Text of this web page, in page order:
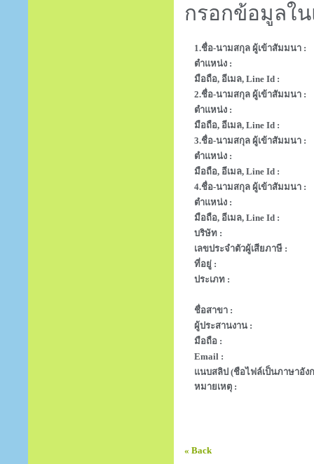
กรอกข้อมูลใ
1.ชื่อ-นามสกุล ผู้เข้าสัมมนา :
ตำแหน่ง :
มือถือ, อีเมล, Line Id :
2.ชื่อ-นามสกุล ผู้เข้าสัมมนา :
ตำแหน่ง :
มือถือ, อีเมล, Line Id :
3.ชื่อ-นามสกุล ผู้เข้าสัมมนา :
ตำแหน่ง :
มือถือ, อีเมล, Line Id :
4.ชื่อ-นามสกุล ผู้เข้าสัมมนา :
ตำแหน่ง :
มือถือ, อีเมล, Line Id :
บริษัท :
เลขประจำตัวผู้เสียภาษี :
ที่อยู่ :
ประเภท :
ชื่อสาขา :
ผู้ประสานงาน :
มือถือ :
Email :
แนบสลิป (ชือไฟล์เป็นภาษาอัง
หมายเหตุ :
« Back